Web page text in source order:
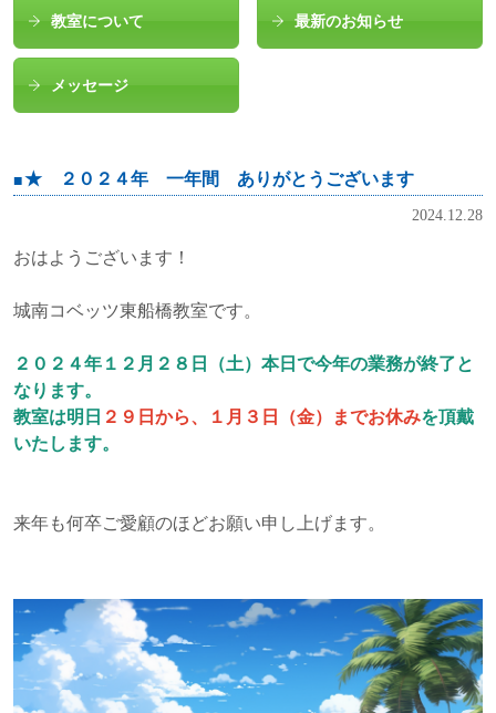
教室について 最新のお知らせ
メッセージ
★ ２０２４年 一年間 ありがとうございます
2024.12.28
おはようございます！
城南コベッツ東船橋教室です。
２０２４年１２月２８日（土）本日で今年の業務が終了と
なります。
教室は明日 ２９日から、１月３日（金）までお休みを頂戴
いたします。
来年も何卒ご愛顧のほどお願い申し上げます。